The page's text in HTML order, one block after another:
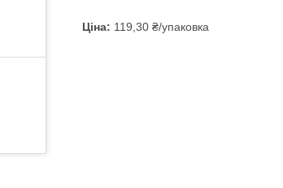
Ціна: 119,30 ₴/упаковка